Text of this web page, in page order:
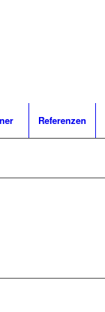
Referenzen